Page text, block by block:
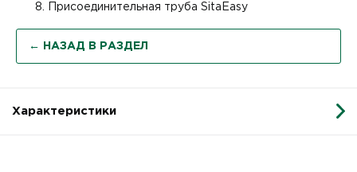
Присоединительная труба SitaEasy
← НАЗАД В РАЗДЕЛ
Характеристики